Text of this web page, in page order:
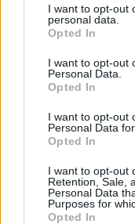
not limited to your
grant or deny
use your data for
consent section.
I want to opt-out
personal data.
Opted In
I want to opt-out
Personal Data.
Opted In
I want to opt-out
Personal Data
Opted In
I want to opt-out
Retention, Sale,
Personal Data
Purposes for
Opted In
Πλαζ Βάρκιζας:
επένδυση των 15
εποχή για την
ταβέρνα στη Νέα
το κρέας μιλάει πρώτο